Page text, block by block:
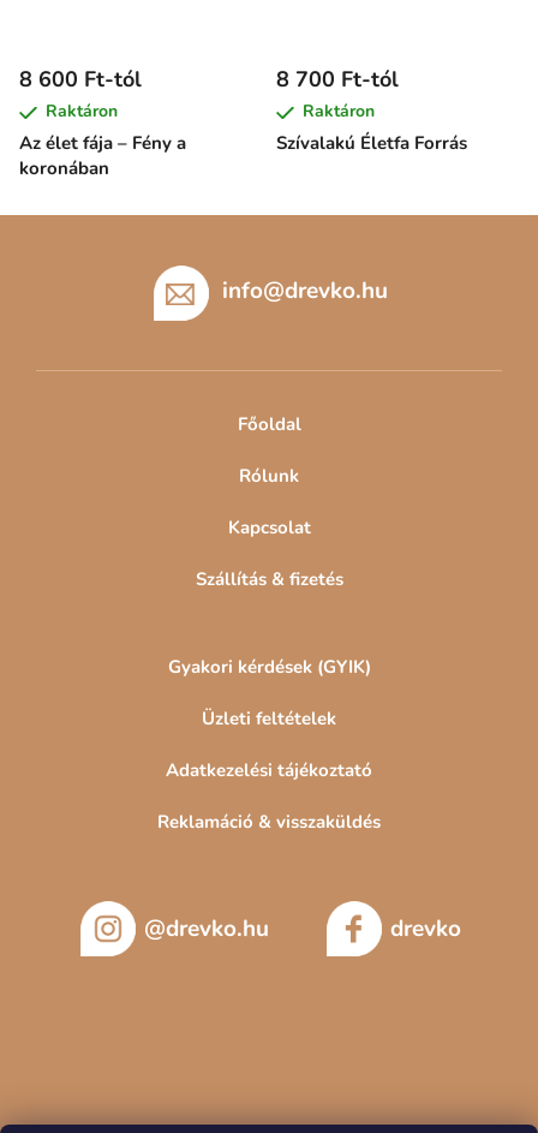
Az élet fája – Fény a
koronában
8 600 Ft-tól
Raktáron
Szívalakú Életfa Forrás
8 700 Ft-tól
Raktáron
info@drevko.hu
Főoldal
Rólunk
Kapcsolat
Szállítás & fizetés
Gyakori kérdések (GYIK)
Üzleti feltételek
Adatkezelési tájékoztató
Reklamáció & visszaküldés
@drevko.hu drevko